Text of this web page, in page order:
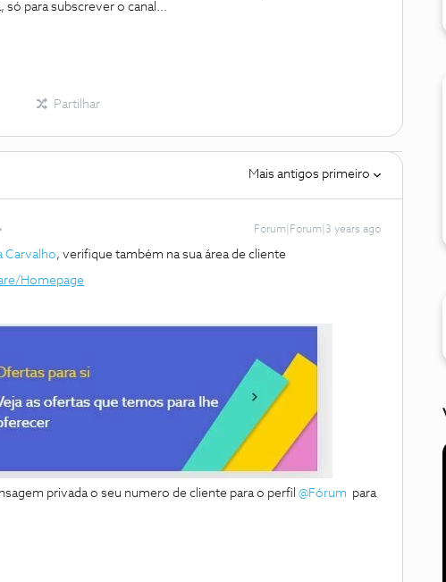
só para subscrever o canal...
Partilhar
Mais antigos primeiro
Forum|Forum|3 years ago
Carvalho, verifique também na sua área de cliente
Homepage
privada o seu numero de cliente para o perfil @Fórum para